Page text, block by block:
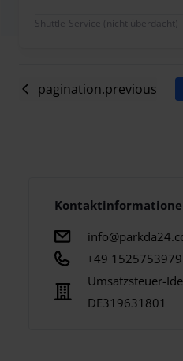
Shuttle-Service (nicht überdacht)
pagination.previous
+49
Umsatzsteuer-
DE319631801